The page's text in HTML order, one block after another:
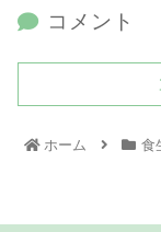
コメント
ホーム 食